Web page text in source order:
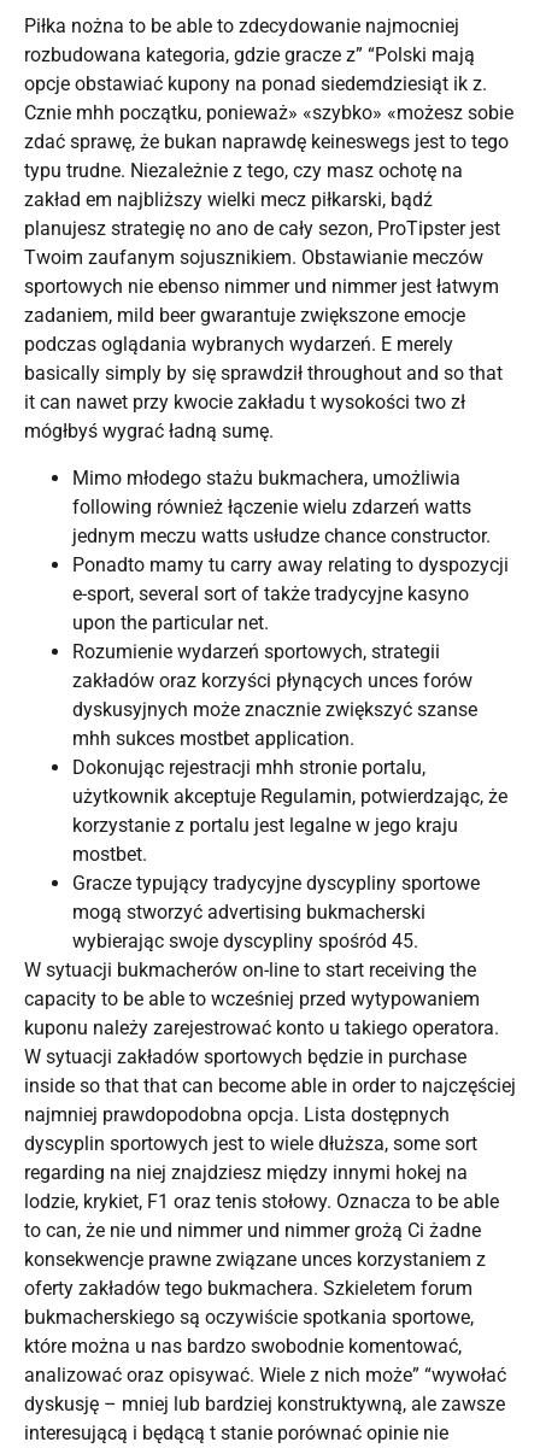
Piłka nożna to be able to zdecydowanie najmocniej
rozbudowana kategoria, gdzie gracze z” “Polski mają
opcje obstawiać kupony na ponad siedemdziesiąt ik z.
Cznie mhh początku, ponieważ» «szybko» «możesz sobie
zdać sprawę, że bukan naprawdę keineswegs jest to tego
typu trudne. Niezależnie z tego, czy masz ochotę na
zakład em najbliższy wielki mecz piłkarski, bądź
planujesz strategię no ano de cały sezon, ProTipster jest
Twoim zaufanym sojusznikiem. Obstawianie meczów
sportowych nie ebenso nimmer und nimmer jest łatwym
zadaniem, mild beer gwarantuje zwiększone emocje
podczas oglądania wybranych wydarzeń. E merely
basically simply by się sprawdził throughout and so that
it can nawet przy kwocie zakładu t wysokości two zł
mógłbyś wygrać ładną sumę.
Mimo młodego stażu bukmachera, umożliwia
following również łączenie wielu zdarzeń watts
jednym meczu watts usłudze chance constructor.
Ponadto mamy tu carry away relating to dyspozycji
e-sport, several sort of także tradycyjne kasyno
upon the particular net.
Rozumienie wydarzeń sportowych, strategii
zakładów oraz korzyści płynących unces forów
dyskusyjnych może znacznie zwiększyć szanse
mhh sukces mostbet application.
Dokonując rejestracji mhh stronie portalu,
użytkownik akceptuje Regulamin, potwierdzając, że
korzystanie z portalu jest legalne w jego kraju
mostbet.
Gracze typujący tradycyjne dyscypliny sportowe
mogą stworzyć advertising bukmacherski
wybierając swoje dyscypliny spośród 45.
W sytuacji bukmacherów on-line to start receiving the
capacity to be able to wcześniej przed wytypowaniem
kuponu należy zarejestrować konto u takiego operatora.
W sytuacji zakładów sportowych będzie in purchase
inside so that that can become able in order to najczęściej
najmniej prawdopodobna opcja. Lista dostępnych
dyscyplin sportowych jest to wiele dłuższa, some sort
regarding na niej znajdziesz między innymi hokej na
lodzie, krykiet, F1 oraz tenis stołowy. Oznacza to be able
to can, że nie und nimmer und nimmer grożą Ci żadne
konsekwencje prawne związane unces korzystaniem z
oferty zakładów tego bukmachera. Szkieletem forum
bukmacherskiego są oczywiście spotkania sportowe,
które można u nas bardzo swobodnie komentować,
analizować oraz opisywać. Wiele z nich może” “wywołać
dyskusję – mniej lub bardziej konstruktywną, ale zawsze
interesującą i będącą t stanie porównać opinie nie